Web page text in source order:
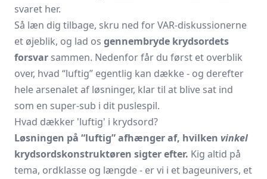
svaret her.
Så læn dig tilbage, skru ned for VAR-diskussionerne
et øjeblik, og lad os gennembryde krydsordets
forsvar sammen. Nedenfor får du først et overblik
over, hvad “luftig” egentlig kan dække - og derefter
hele arsenalet af løsninger, klar til at blive sat ind
som en super-sub i dit puslespil.
Hvad dækker 'luftig' i krydsord?
Løsningen på “luftig” afhænger af, hvilken vinkel
krydsordskonstruktøren sigter efter. Kig altid på
tema, ordklasse og længde - er vi i et bageunivers, et